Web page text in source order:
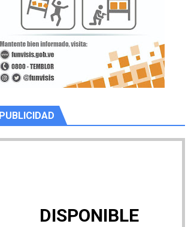
PUBLICIDAD
DISPONIBLE